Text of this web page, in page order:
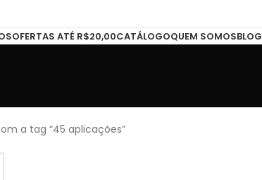
OFERTAS ATÉ R$20,00CATÁLOGOQUEM SOMOSBLOG
a tag “45 aplicações”